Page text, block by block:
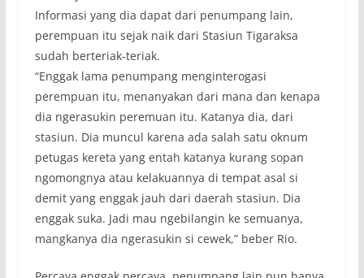
Informasi yang dia dapat dari penumpang lain,
perempuan itu sejak naik dari Stasiun Tigaraksa
sudah berteriak-teriak.
“Enggak lama penumpang menginterogasi
perempuan itu, menanyakan dari mana dan kenapa
dia ngerasukin peremuan itu. Katanya dia, dari
stasiun. Dia muncul karena ada salah satu oknum
petugas kereta yang entah katanya kurang sopan
ngomongnya atau kelakuannya di tempat asal si
demit yang enggak jauh dari daerah stasiun. Dia
enggak suka. Jadi mau ngebilangin ke semuanya,
mangkanya dia ngerasukin si cewek,” beber Rio.